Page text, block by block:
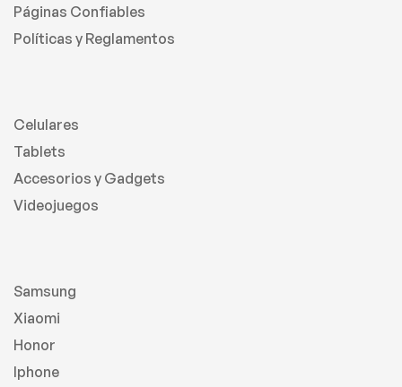
Páginas Confiables
Políticas y Reglamentos
Celulares
Tablets
Accesorios y Gadgets
Videojuegos
Samsung
Xiaomi
Honor
Iphone